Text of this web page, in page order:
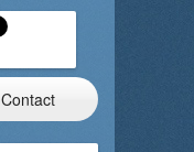
Contact